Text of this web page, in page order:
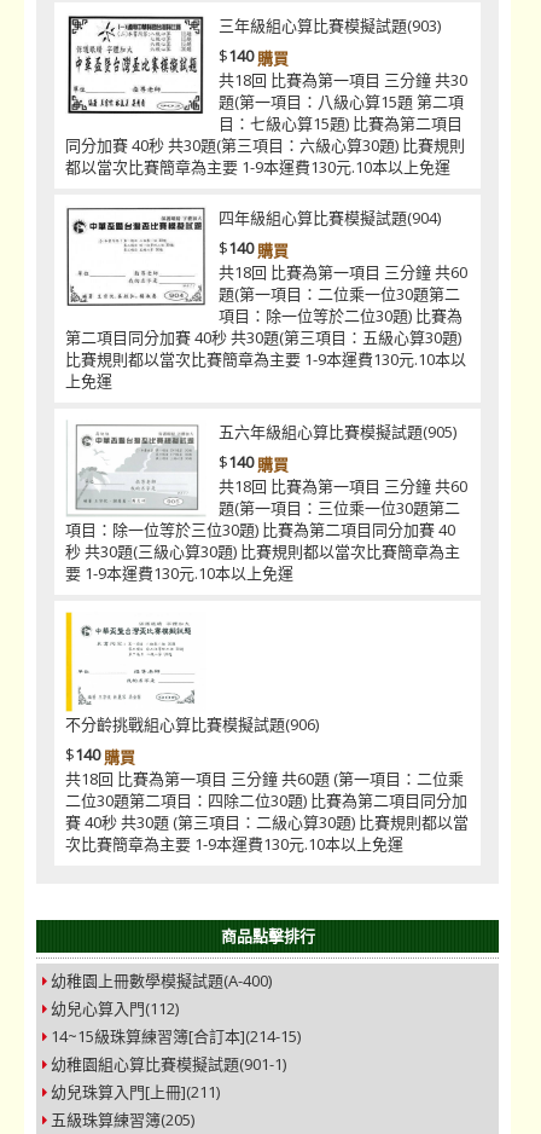
三年級組心算比賽模擬試題(903)
$140購買
共18回 比賽為第一項目 三分鐘 共30
題(第一項目：八級心算15題 第二項
目：七級心算15題) 比賽為第二項目
同分加賽 40秒 共30題(第三項目：六級心算30題) 比賽規則
都以當次比賽簡章為主要 1-9本運費130元.10本以上免運
四年級組心算比賽模擬試題(904)
$140購買
共18回 比賽為第一項目 三分鐘 共60
題(第一項目：二位乘一位30題第二
項目：除一位等於二位30題) 比賽為
第二項目同分加賽 40秒 共30題(第三項目：五級心算30題)
比賽規則都以當次比賽簡章為主要 1-9本運費130元.10本以
上免運
五六年級組心算比賽模擬試題(905)
$140購買
共18回 比賽為第一項目 三分鐘 共60
題(第一項目：三位乘一位30題第二
項目：除一位等於三位30題) 比賽為第二項目同分加賽 40
秒 共30題(三級心算30題) 比賽規則都以當次比賽簡章為主
要 1-9本運費130元.10本以上免運
不分齡挑戰組心算比賽模擬試題(906)
$140購買
共18回 比賽為第一項目 三分鐘 共60題 (第一項目：二位乘
二位30題第二項目：四除二位30題) 比賽為第二項目同分加
賽 40秒 共30題 (第三項目：二級心算30題) 比賽規則都以當
次比賽簡章為主要 1-9本運費130元.10本以上免運
商品點擊排行
幼稚園上冊數學模擬試題(A-400)
幼兒心算入門(112)
14~15級珠算練習簿[合訂本](214-15)
幼稚園組心算比賽模擬試題(901-1)
幼兒珠算入門[上冊](211)
五級珠算練習簿(205)